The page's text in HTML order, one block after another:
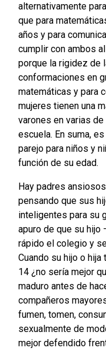
alternativamente
que para
años y para
cumplir con ambos
porque la rigidez de
conformaciones en
matemáticas y para
mujeres tienen una
varones en varias
escuela. En suma,
parejo para niños y
función de su edad.
Hay padres
pensando que sus
inteligentes para su
apuro de que su hijo
rápido el colegio y
Cuando su hijo o
14 ¿no sería mejor
maduro antes de
compañeros
fumen, tomen,
sexualmente de
mejor defendido